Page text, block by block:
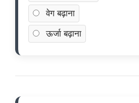
वेग बढ़ाना
ऊर्जा बढ़ाना